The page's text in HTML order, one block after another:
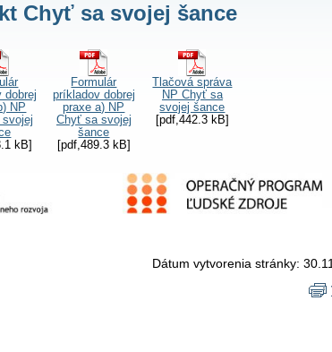
Chyť sa svojej šance
dobrej
NP
kB]
Formulár
príkladov dobrej
praxe a) NP
Chyť sa svojej
šance
[pdf,489.3 kB]
Tlačová správa
NP Chyť sa
svojej šance
[pdf,442.3 kB]
Dátum vytvorenia stránky: